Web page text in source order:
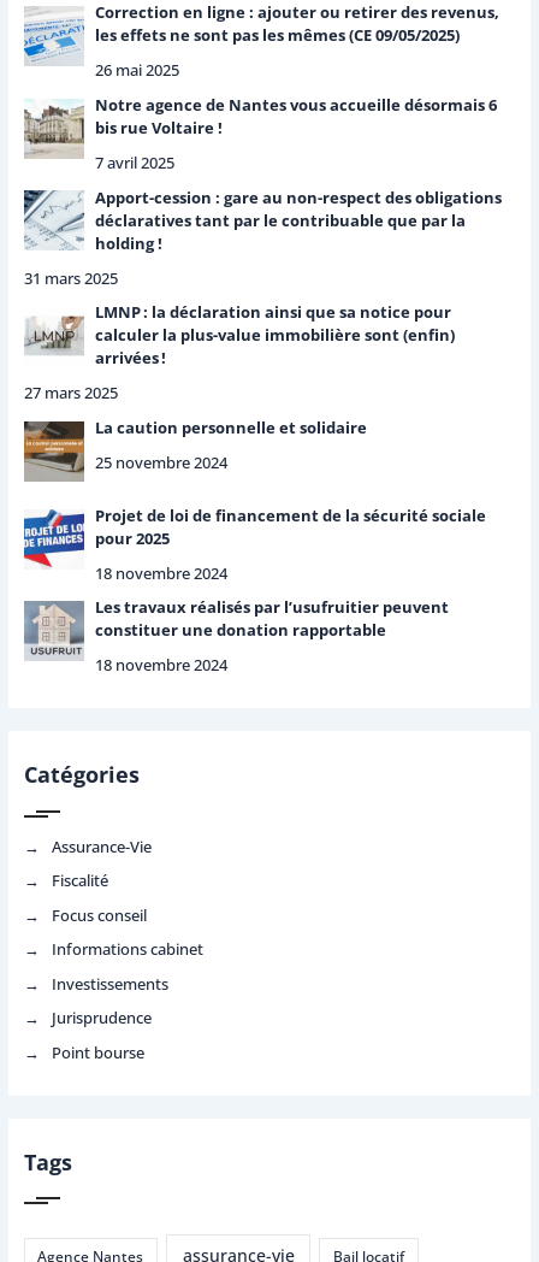
Correction en ligne : ajouter ou retirer des revenus,
les effets ne sont pas les mêmes (CE 09/05/2025)
26 mai 2025
Notre agence de Nantes vous accueille désormais 6
bis rue Voltaire !
7 avril 2025
Apport-cession : gare au non-respect des obligations
déclaratives tant par le contribuable que par la
holding !
31 mars 2025
LMNP : la déclaration ainsi que sa notice pour
calculer la plus-value immobilière sont (enfin)
arrivées !
27 mars 2025
La caution personnelle et solidaire
25 novembre 2024
Projet de loi de financement de la sécurité sociale
pour 2025
18 novembre 2024
Les travaux réalisés par l’usufruitier peuvent
constituer une donation rapportable
18 novembre 2024
Catégories
Assurance-Vie
Fiscalité
Focus conseil
Informations cabinet
Investissements
Jurisprudence
Point bourse
Tags
Agence Nantes assurance-vie Bail locatif